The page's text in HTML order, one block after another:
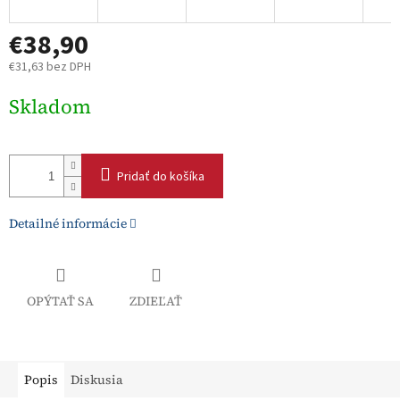
€38,90
€31,63 bez DPH
cena:
Skladom
Pridať do košíka
Detailné informácie
OPÝTAŤ SA ZDIEĽAŤ
Popis Diskusia